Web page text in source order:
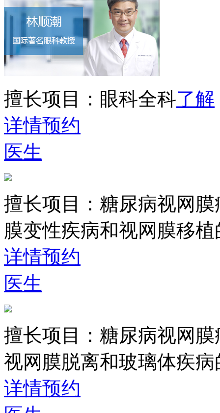
擅长项目： 眼科全科了解
详情预约
医生
擅长项目： 糖尿病视网
膜变性疾病和视网膜移
详情预约
医生
擅长项目： 糖尿病视网
视网膜脱离和玻璃体疾
详情预约